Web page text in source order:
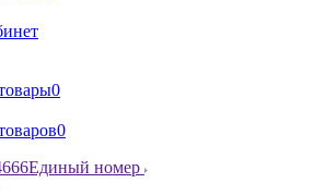
0
0
Единый номер